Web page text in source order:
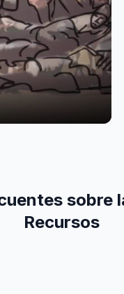
sobre
Recursos